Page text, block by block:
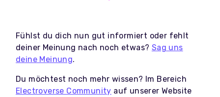
Fühlst du dich nun gut informiert oder fehlt
deiner Meinung nach noch etwas? Sag uns
deine Meinung.
Du möchtest noch mehr wissen? Im Bereich
Electroverse Community auf unserer Website